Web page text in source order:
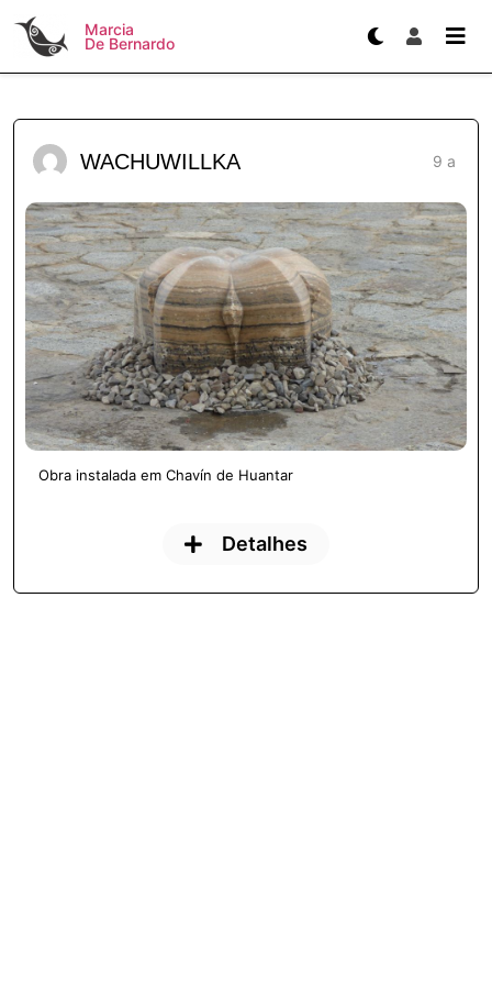
Marcia
De Bernardo
WACHUWILLKA 9 a
Obra instalada em Chavín de Huantar
Detalhes